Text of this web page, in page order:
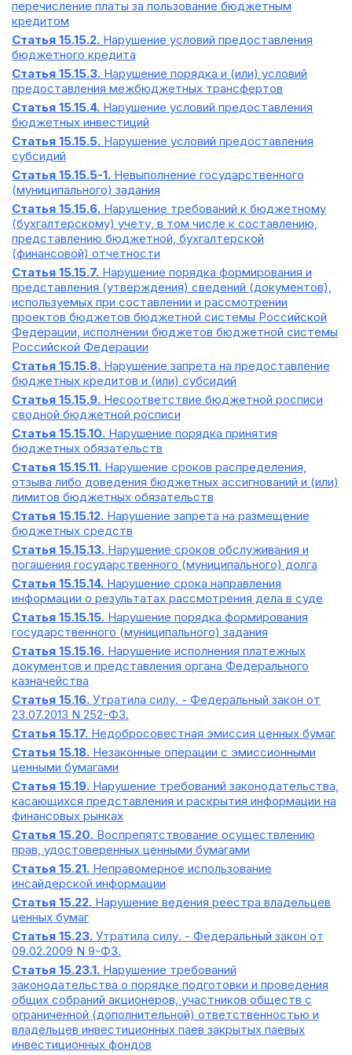
перечисление платы за пользование бюджетным
кредитом
Статья 15.15.2. Нарушение условий предоставления
бюджетного кредита
Статья 15.15.3. Нарушение порядка и (или) условий
предоставления межбюджетных трансфертов
Статья 15.15.4. Нарушение условий предоставления
бюджетных инвестиций
Статья 15.15.5. Нарушение условий предоставления
субсидий
Статья 15.15.5-1. Невыполнение государственного
(муниципального) задания
Статья 15.15.6. Нарушение требований к бюджетному
(бухгалтерскому) учету, в том числе к составлению,
представлению бюджетной, бухгалтерской
(финансовой) отчетности
Статья 15.15.7. Нарушение порядка формирования и
представления (утверждения) сведений (документов),
используемых при составлении и рассмотрении
проектов бюджетов бюджетной системы Российской
Федерации, исполнении бюджетов бюджетной системы
Российской Федерации
Статья 15.15.8. Нарушение запрета на предоставление
бюджетных кредитов и (или) субсидий
Статья 15.15.9. Несоответствие бюджетной росписи
сводной бюджетной росписи
Статья 15.15.10. Нарушение порядка принятия
бюджетных обязательств
Статья 15.15.11. Нарушение сроков распределения,
отзыва либо доведения бюджетных ассигнований и (или)
лимитов бюджетных обязательств
Статья 15.15.12. Нарушение запрета на размещение
бюджетных средств
Статья 15.15.13. Нарушение сроков обслуживания и
погашения государственного (муниципального) долга
Статья 15.15.14. Нарушение срока направления
информации о результатах рассмотрения дела в суде
Статья 15.15.15. Нарушение порядка формирования
государственного (муниципального) задания
Статья 15.15.16. Нарушение исполнения платежных
документов и представления органа Федерального
казначейства
Статья 15.16. Утратила силу. - Федеральный закон от
23.07.2013 N 252-ФЗ.
Статья 15.17. Недобросовестная эмиссия ценных бумаг
Статья 15.18. Незаконные операции с эмиссионными
ценными бумагами
Статья 15.19. Нарушение требований законодательства,
касающихся представления и раскрытия информации на
финансовых рынках
Статья 15.20. Воспрепятствование осуществлению
прав, удостоверенных ценными бумагами
Статья 15.21. Неправомерное использование
инсайдерской информации
Статья 15.22. Нарушение ведения реестра владельцев
ценных бумаг
Статья 15.23. Утратила силу. - Федеральный закон от
09.02.2009 N 9-ФЗ.
Статья 15.23.1. Нарушение требований
законодательства о порядке подготовки и проведения
общих собраний акционеров, участников обществ с
ограниченной (дополнительной) ответственностью и
владельцев инвестиционных паев закрытых паевых
инвестиционных фондов